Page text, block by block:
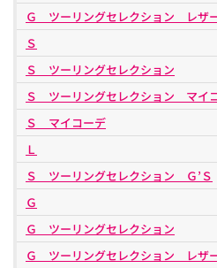
Ｇ ツーリングセレクション レザ
Ｓ
Ｓ ツーリングセレクション
Ｓ ツーリングセレクション マイ
Ｓ マイコーデ
Ｌ
Ｓ ツーリングセレクション Ｇ’Ｓ
Ｇ
Ｇ ツーリングセレクション
Ｇ ツーリングセレクション レザ